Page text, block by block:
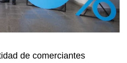
de comerciantes